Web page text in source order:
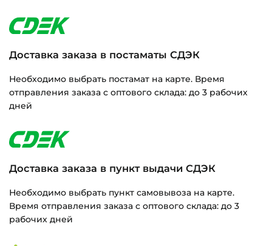
Доставка заказа в постаматы СДЭК
Необходимо выбрать постамат на карте. Время
отправления заказа с оптового склада: до 3 рабочих
дней
Доставка заказа в пункт выдачи СДЭК
Необходимо выбрать пункт самовывоза на карте.
Время отправления заказа с оптового склада: до 3
рабочих дней